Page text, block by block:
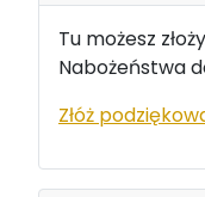
Tu możesz
Nabożeństwa
Złóż